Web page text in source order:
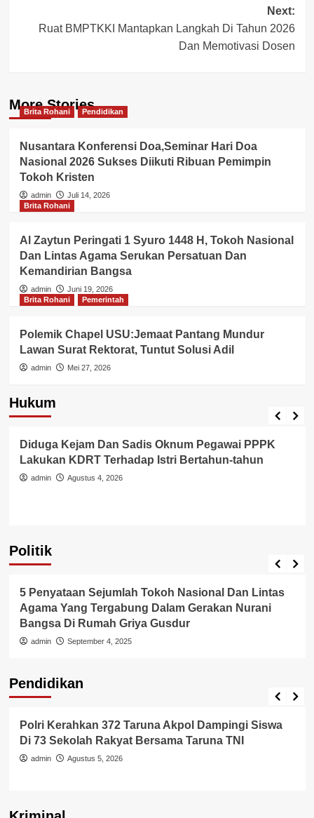
Next:
Ruat BMPTKKI Mantapkan Langkah Di Tahun 2026
Dan Memotivasi Dosen
More Stories
Brita Rohani Pendidikan
Nusantara Konferensi Doa,Seminar Hari Doa
Nasional 2026 Sukses Diikuti Ribuan Pemimpin
Tokoh Kristen
admin
Juli 14, 2026
Brita Rohani
Al Zaytun Peringati 1 Syuro 1448 H, Tokoh Nasional
Dan Lintas Agama Serukan Persatuan Dan
Kemandirian Bangsa
admin
Juni 19, 2026
Brita Rohani
Pemerintah
Polemik Chapel USU:Jemaat Pantang Mundur
Lawan Surat Rektorat, Tuntut Solusi Adil
admin Mei 27, 2026
Hukum
Berita Polisi
Diduga Kejam Dan Sadis Oknum Pegawai PPPK
Lakukan KDRT Terhadap Istri Bertahun-tahun
admin Agustus 4, 2026
Politik
Politik
5 Penyataan Sejumlah Tokoh Nasional Dan Lintas
Agama Yang Tergabung Dalam Gerakan Nurani
Bangsa Di Rumah Griya Gusdur
admin September 4, 2025
Pendidikan
Pendidikan
Polri Kerahkan 372 Taruna Akpol Dampingi Siswa
Di 73 Sekolah Rakyat Bersama Taruna TNI
admin Agustus 5, 2026